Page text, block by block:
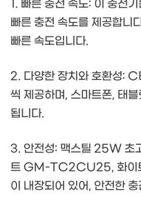
1. 빠른 충전 속도: 이 충전
빠른 충전 속도를 제공합니
빠른 속도입니다.
2. 다양한 장치와 호환성:
씩 제공하며, 스마트폰, 태
됩니다.
3. 안전성: 맥스틸 25W 초
트 GM-TC2CU25, 화이트
이 내장되어 있어, 안전한